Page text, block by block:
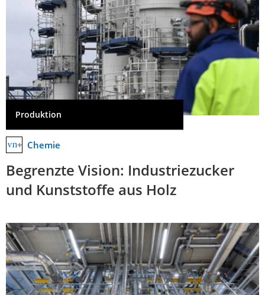
Produktion
Chemie
Begrenzte Vision: Industriezucker
und Kunststoffe aus Holz